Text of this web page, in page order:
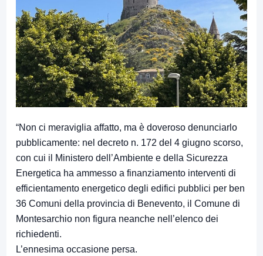
“Non ci meraviglia affatto, ma è doveroso denunciarlo
pubblicamente: nel decreto n. 172 del 4 giugno scorso,
con cui il Ministero dell’Ambiente e della Sicurezza
Energetica ha ammesso a finanziamento interventi di
efficientamento energetico degli edifici pubblici per ben
36 Comuni della provincia di Benevento, il Comune di
Montesarchio non figura neanche nell’elenco dei
richiedenti.
L’ennesima occasione persa.